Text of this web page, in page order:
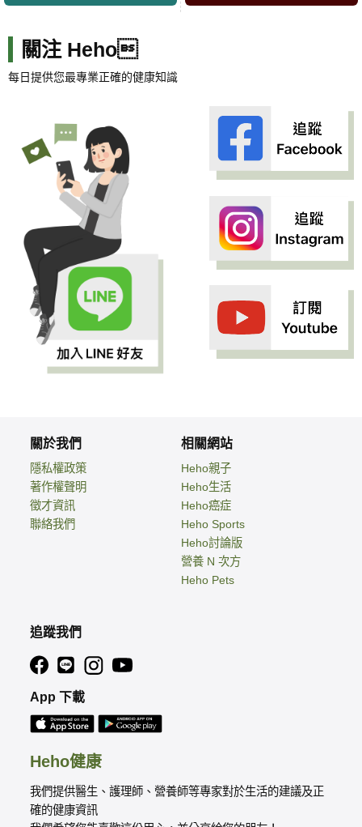
關注 Heho
每日提供您最專業正確的健康知識
Heho健康
我們提供醫生、護理師、營養師等專家對於生活的建議及正
確的健康資訊
關於我們
隱私權政策
著作權聲明
徵才資訊
聯絡我們
相關網站
Heho親子
Heho生活
Heho癌症
Heho Sports
Heho討論版
營養 N 次方
Heho Pets
追蹤我們
App 下載